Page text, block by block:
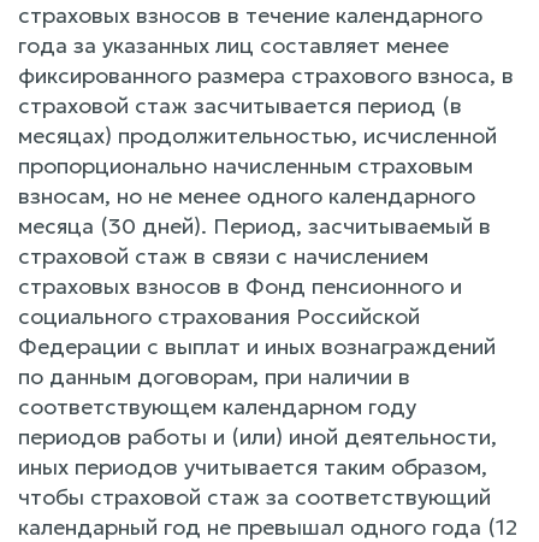
страховых взносов в течение календарного
года за указанных лиц составляет менее
фиксированного размера страхового взноса, в
страховой стаж засчитывается период (в
месяцах) продолжительностью, исчисленной
пропорционально начисленным страховым
взносам, но не менее одного календарного
месяца (30 дней). Период, засчитываемый в
страховой стаж в связи с начислением
страховых взносов в Фонд пенсионного и
социального страхования Российской
Федерации с выплат и иных вознаграждений
по данным договорам, при наличии в
соответствующем календарном году
периодов работы и (или) иной деятельности,
иных периодов учитывается таким образом,
чтобы страховой стаж за соответствующий
календарный год не превышал одного года (12